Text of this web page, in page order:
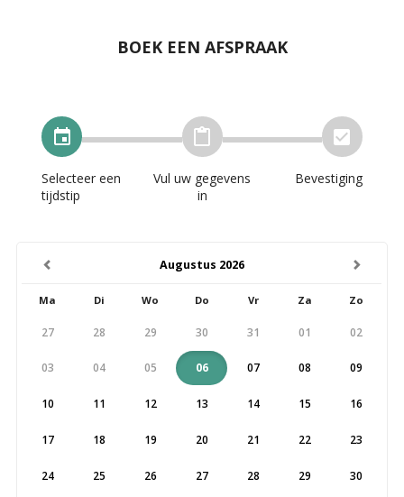
BOEK EEN AFSPRAAK
Selecteer een
tijdstip
Vul uw gegevens
in
Bevestiging
Augustus 2026 next
Ma Di Wo Do Vr Za Zo
27 28 29 30 31 01 02
03 04 05 06 07 08 09
10 11 12 13 14 15 16
17 18 19 20 21 22 23
24 25 26 27 28 29 30